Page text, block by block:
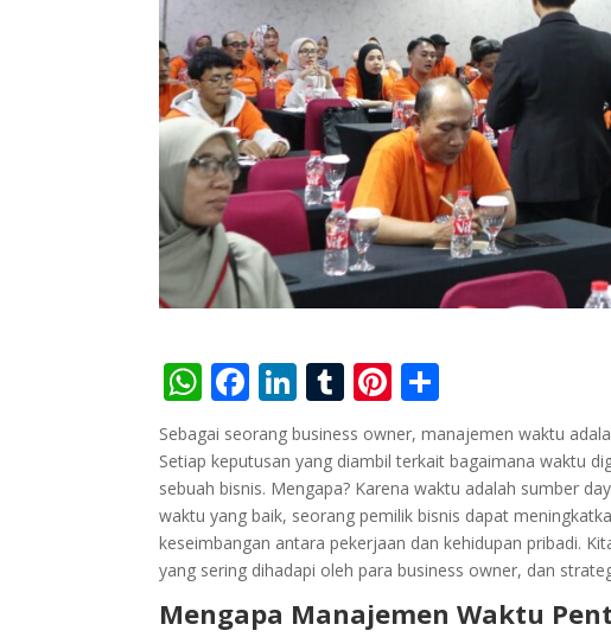
W
h
at
s
A
p
p
F
ac
e
b
o
o
k
Li
n
k
e
dI
n
T
u
m
bl
r
Pi
nt
er
e
st
h
ar
e
Sebagai seorang business owner, manajemen waktu
Setiap keputusan yang diambil terkait bagaimana waktu
sebuah bisnis. Mengapa? Karena waktu adalah sumber
waktu yang baik, seorang pemilik bisnis dapat
keseimbangan antara pekerjaan dan kehidupan pribadi.
yang sering dihadapi oleh para business owner, dan
Mengapa Manajemen Waktu